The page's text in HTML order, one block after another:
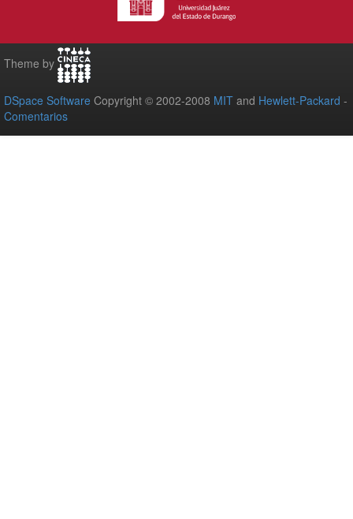
Theme by
DSpace Software Copyright © 2002-2008 MIT and Hewlett-Packard -
Comentarios